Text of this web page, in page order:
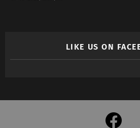
LIKE US ON
facebook